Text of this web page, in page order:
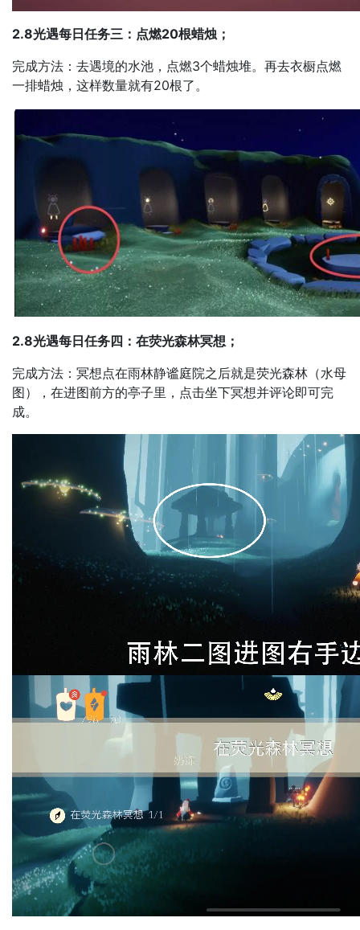
2.8光遇每日任务三：点燃20根蜡烛；
完成方法：去遇境的水池，点燃3个蜡烛堆。再去衣橱点燃
一排蜡烛，这样数量就有20根了。
2.8光遇每日任务四：在荧光森林冥想；
完成方法：冥想点在雨林静谧庭院之后就是荧光森林（水母
图），在进图前方的亭子里，点击坐下冥想并评论即可完
成。